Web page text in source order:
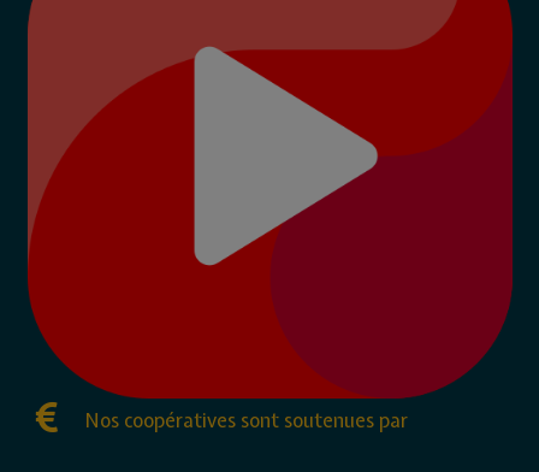
Nos coopératives sont soutenues par